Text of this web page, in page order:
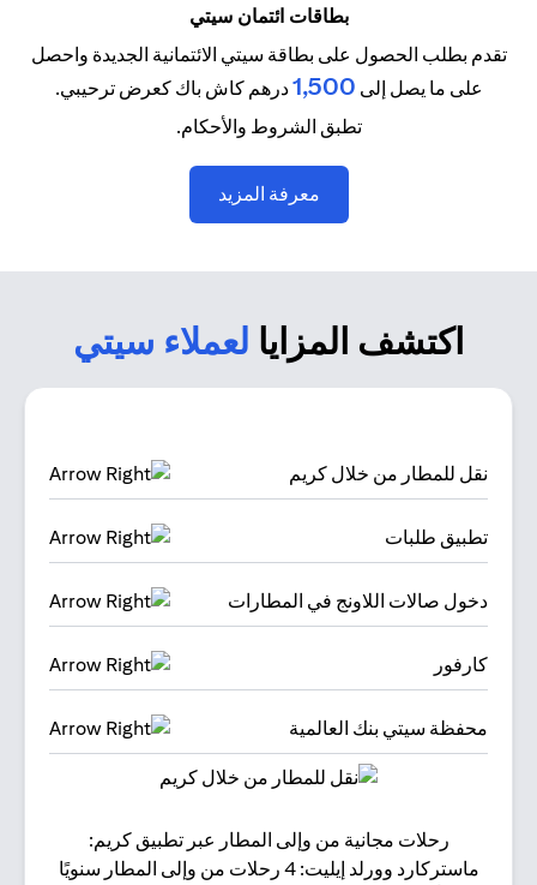
بطاقات ائتمان سيتي
تقدم بطلب الحصول على بطاقة سيتي الائتمانية الجديدة واحصل
على ما يصل إلى 1,500درهم كاش باك كعرض ترحيبي.
تطبق الشروط والأحكام.
معرفة المزيد
اكتشف المزايا لعملاء سيتي
نقل للمطار من خلال كريم
تطبيق طلبات
دخول صالات اللاونج في المطارات
كارفور
محفظة سيتي بنك العالمية
رحلات مجانية من وإلى المطار عبر تطبيق كريم:
ماستركارد وورلد إيليت: 4 رحلات من وإلى المطار سنويًا